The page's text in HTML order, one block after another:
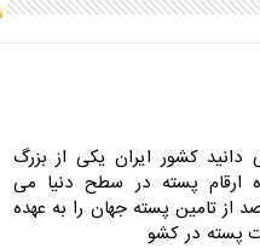
دانید کشور ایران یکی از بزرگ
ارقام پسته در سطح دنیا می
که 95 درصد از تامین پسته جهان را به عهده
پسته در کشو